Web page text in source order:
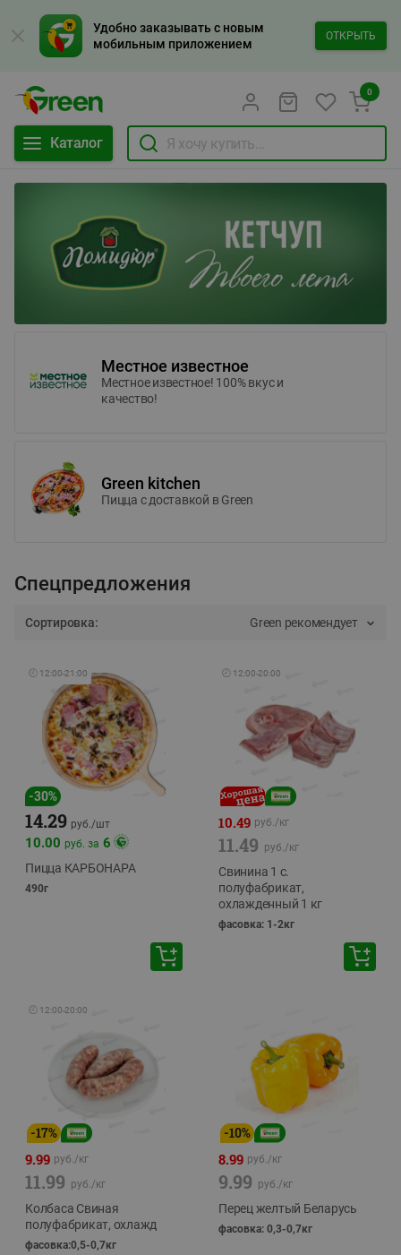
Удобно заказывать с новым
мобильным приложением
ОТКРЫТЬ
Каталог
0
Местное известное
Местное известное! 100% вкус и
качество!
Green kitchen
Пицца c доставкой в Green
Спецпредложения
Сортировка: Green рекомендует
🕘 12:00-21:00
-30%
14.29 руб./шт
10.00 руб. за 6
Пицца КАРБОНАРА
490г
🕘 12:00-20:00
10.49 руб./кг
11.49 руб./кг
Свинина 1 с.
полуфабрикат,
охлажденный 1 кг
фасовка: 1-2кг
🕘 12:00-20:00
-17%
9.99 руб./кг
11.99 руб./кг
Колбаса Свиная
полуфабрикат, охлажд
фасовка:0,5-0,7кг
-10%
8.99 руб./кг
9.99 руб./кг
Перец желтый Беларусь
фасовка: 0,3-0,7кг